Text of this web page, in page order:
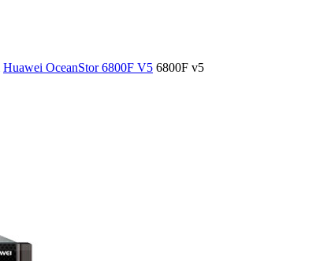
Huawei OceanStor 6800F V5 6800F v5